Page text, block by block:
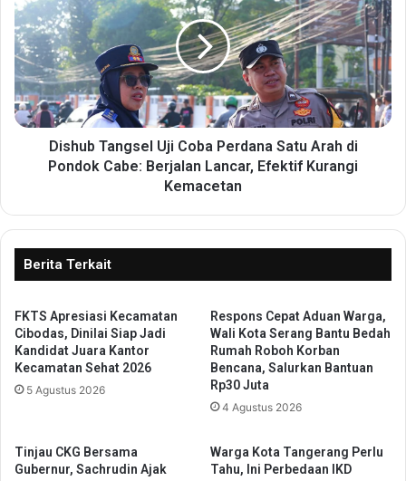
r
S
a
n
t
u
n
a
i
m
P
i
a
,
T
s
h
u
b
T
a
n
C
b
a
P
e
r
n
a
Dishub Tangsel Uji Coba Perdana Satu Arah di
Pondok Cabe: Berjalan Lancar, Efektif Kurangi
Kemacetan
Berita Terkait
FKTS Apresiasi Kecamatan
Cibodas, Dinilai Siap Jadi
Kandidat Juara Kantor
Kecamatan Sehat 2026
5 Agustus 2026
Respons Cepat Aduan Warga,
Wali Kota Serang Bantu Bedah
Rumah Roboh Korban
Bencana, Salurkan Bantuan
Rp30 Juta
4 Agustus 2026
Tinjau CKG Bersama
Gubernur, Sachrudin Ajak
Warga Kota Tangerang Perlu
Tahu, Ini Perbedaan IKD